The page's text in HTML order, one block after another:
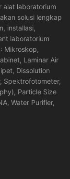
alat laboratorium
solusi lengkap
installasi,
laboratorium
Mikroskop,
Laminar Air
Dissolution
Spektrofotometer,
Particle Size
Water Purifier,